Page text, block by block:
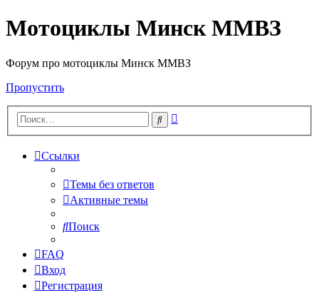
Мотоциклы Минск ММВЗ
Форум про мотоциклы Минск ММВЗ
Пропустить
Поиск
Ссылки
Темы без ответов
Активные темы
Поиск
FAQ
Вход
Регистрация